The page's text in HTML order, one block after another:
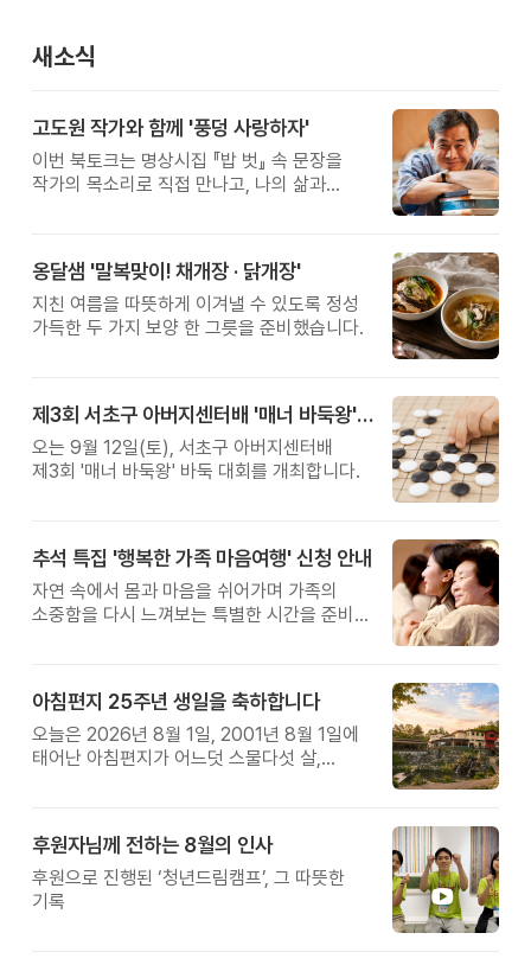
새소식
고도원 작가와 함께 '풍덩 사랑하자'
이번 북토크는 명상시집 『밥 벗』 속 문장을
작가의 목소리로 직접 만나고, 나의 삶과
옹달샘 '말복맞이! 채개장 · 닭개장'
지친 여름을 따뜻하게 이겨낼 수 있도록 정성
가득한 두 가지 보양 한 그릇을 준비했습니다.
제3회 서초구 아버지센터배 '매너 바둑왕' 대회
오는 9월 12일(토), 서초구 아버지센터배
제3회 '매너 바둑왕' 바둑 대회를 개최합니다.
추석 특집 '행복한 가족 마음여행' 신청 안내
자연 속에서 몸과 마음을 쉬어가며 가족의
소중함을 다시 느껴보는 특별한 시간을 준비해
아침편지 25주년 생일을 축하합니다
오늘은 2026년 8월 1일, 2001년 8월 1일에
태어난 아침편지가 어느덧 스물다섯 살,
후원자님께 전하는 8월의 인사
후원으로 진행된 ‘청년드림캠프’, 그 따뜻한
기록